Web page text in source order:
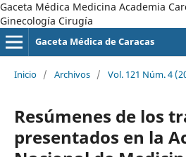
Gaceta Médica Medicina Academia
Ginecología Cirugía
Gaceta Médica de Caracas
Inicio / Archivos / Vol. 121 Núm. 4
Resúmenes de los
presentados en la